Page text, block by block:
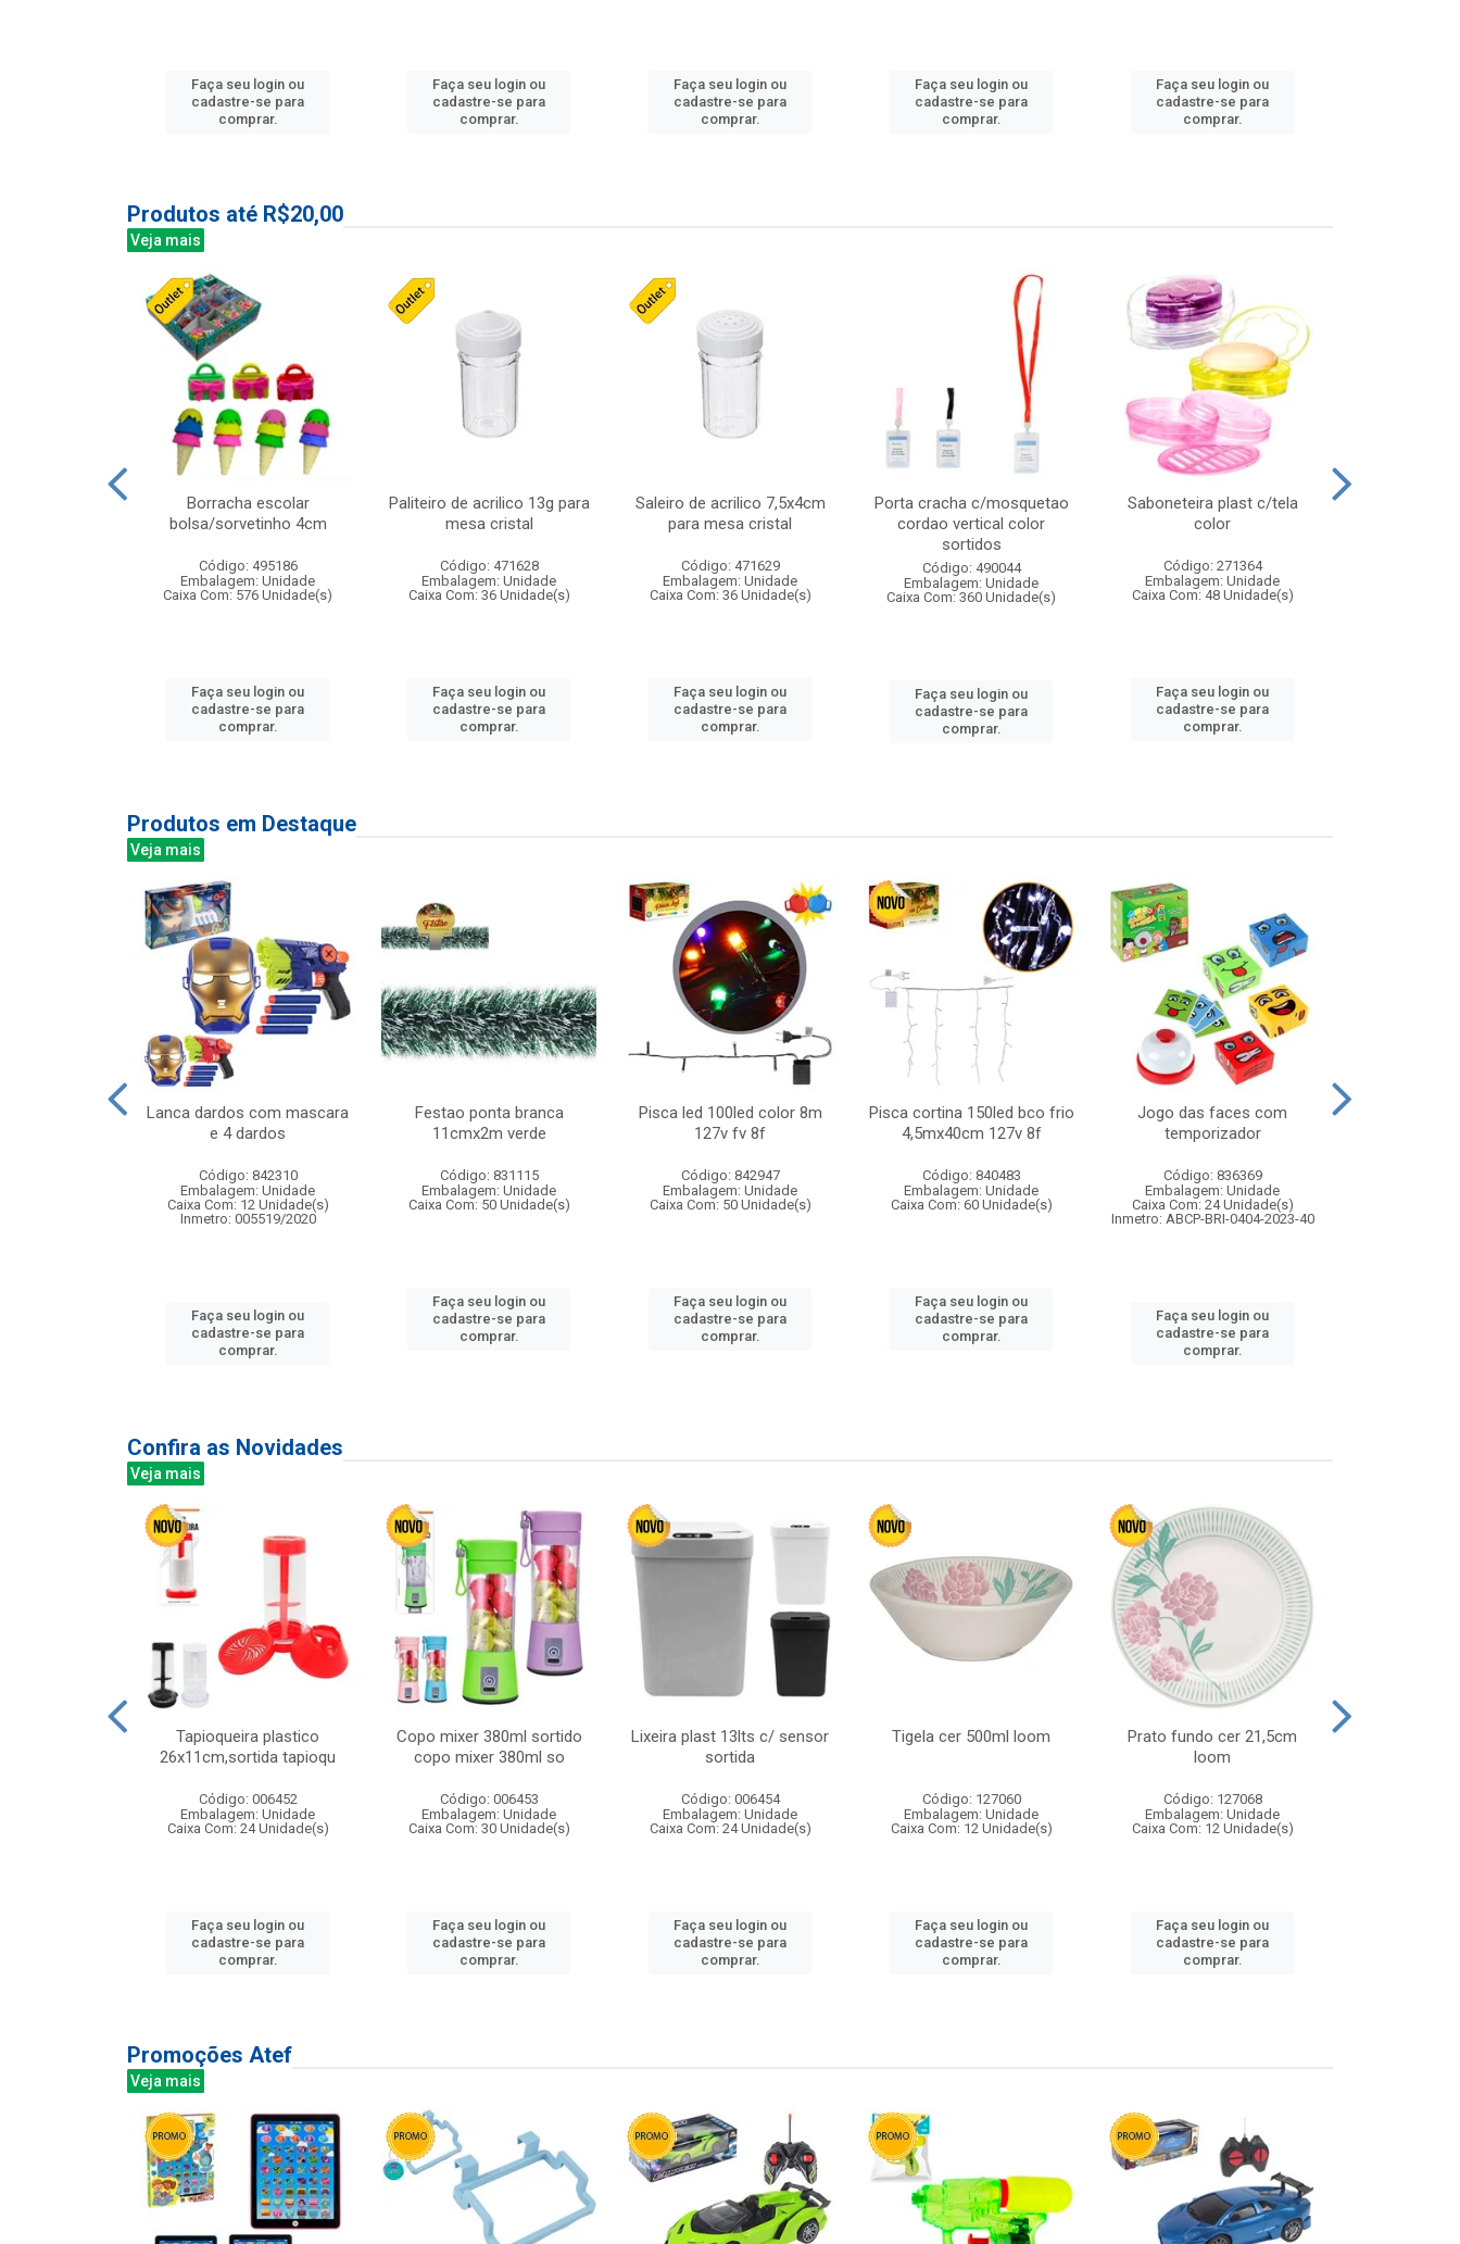
Faça seu login ou
cadastre-se para
comprar.
Faça seu login ou
cadastre-se para
comprar.
Faça seu login ou
cadastre-se para
comprar.
Faça seu login ou
cadastre-se para
comprar.
Faça seu login ou
cadastre-se para
comprar.
Produtos até R$20,00
Veja mais
Borracha escolar
bolsa/sorvetinho 4cm
Código: 495186
Embalagem: Unidade
Caixa Com: 576 Unidade(s)
Faça seu login ou
cadastre-se para
comprar.
Paliteiro de acrilico 13g para
mesa cristal
Código: 471628
Embalagem: Unidade
Caixa Com: 36 Unidade(s)
Faça seu login ou
cadastre-se para
comprar.
Saleiro de acrilico 7,5x4cm
para mesa cristal
Código: 471629
Embalagem: Unidade
Caixa Com: 36 Unidade(s)
Faça seu login ou
cadastre-se para
comprar.
Porta cracha c/mosquetao
cordao vertical color
sortidos
Código: 490044
Embalagem: Unidade
Caixa Com: 360 Unidade(s)
Faça seu login ou
cadastre-se para
comprar.
Saboneteira plast c/tela
color
Código: 271364
Embalagem: Unidade
Caixa Com: 48 Unidade(s)
Faça seu login ou
cadastre-se para
comprar.
Produtos em Destaque
Veja mais
Lanca dardos com mascara
e 4 dardos
Código: 842310
Embalagem: Unidade
Caixa Com: 12 Unidade(s)
Inmetro: 005519/2020
Faça seu login ou
cadastre-se para
comprar.
Festao ponta branca
11cmx2m verde
Código: 831115
Embalagem: Unidade
Caixa Com: 50 Unidade(s)
Faça seu login ou
cadastre-se para
comprar.
Pisca led 100led color 8m
127v fv 8f
Código: 842947
Embalagem: Unidade
Caixa Com: 50 Unidade(s)
Faça seu login ou
cadastre-se para
comprar.
Pisca cortina 150led bco frio
4,5mx40cm 127v 8f
Código: 840483
Embalagem: Unidade
Caixa Com: 60 Unidade(s)
Faça seu login ou
cadastre-se para
comprar.
Jogo das faces com
temporizador
Código: 836369
Embalagem: Unidade
Caixa Com: 24 Unidade(s)
Inmetro: ABCP-BRI-0404-2023-40
Faça seu login ou
cadastre-se para
comprar.
Confira as Novidades
Veja mais
Tapioqueira plastico
26x11cm,sortida tapioqu
Código: 006452
Embalagem: Unidade
Caixa Com: 24 Unidade(s)
Faça seu login ou
cadastre-se para
comprar.
Copo mixer 380ml sortido
copo mixer 380ml so
Código: 006453
Embalagem: Unidade
Caixa Com: 30 Unidade(s)
Faça seu login ou
cadastre-se para
comprar.
Lixeira plast 13lts c/ sensor
sortida
Código: 006454
Embalagem: Unidade
Caixa Com: 24 Unidade(s)
Faça seu login ou
cadastre-se para
comprar.
Tigela cer 500ml loom
Código: 127060
Embalagem: Unidade
Caixa Com: 12 Unidade(s)
Faça seu login ou
cadastre-se para
comprar.
Prato fundo cer 21,5cm
loom
Código: 127068
Embalagem: Unidade
Caixa Com: 12 Unidade(s)
Faça seu login ou
cadastre-se para
comprar.
Promoções Atef
Veja mais